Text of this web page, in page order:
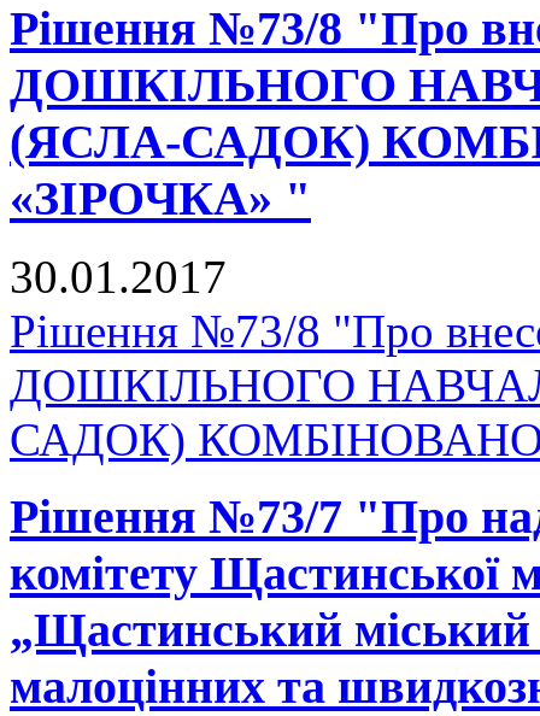
Рішення №73/8 "Про
ДОШКІЛЬНОГО
(ЯСЛА-САДОК)
«ЗІРОЧКА» "
30.01.2017
Рішення №73/8 "Про
ДОШКІЛЬНОГО
САДОК)
Рішення №73/7 "Про
комітету Щастинської
„Щастинський міський
малоцінних та